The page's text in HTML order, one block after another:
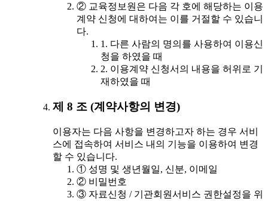
② 교육정보원은 다음 각 호에 해당하는 이용
계약 신청에 대하여는 이를 거절할 수 있습니
다.
1. 다른 사람의 명의를 사용하여 이용신
청을 하였을 때
2. 이용계약 신청서의 내용을 허위로 기
재하였을 때
제 8 조 (계약사항의 변경)
이용자는 다음 사항을 변경하고자 하는 경우 서비
스에 접속하여 서비스 내의 기능을 이용하여 변경
할 수 있습니다.
① 성명 및 생년월일, 신분, 이메일
② 비밀번호
③ 자료신청 / 기관회원서비스 권한설정을 위